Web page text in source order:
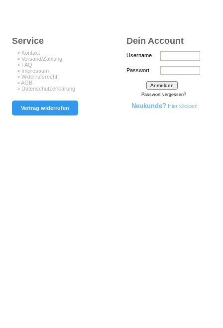
Service
> Kontakt
> Versand/Zahlung
> FAQ
> Impressum
> Widerrufsrecht
> AGB
> Datenschutzerklärung
Vertrag widerrufen
Dein Account
Username
Passwort
Passwort vergessen?
Neukunde? Hier klicken!